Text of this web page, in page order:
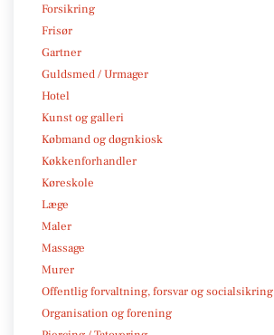
Forsikring
Frisør
Gartner
Guldsmed / Urmager
Hotel
Kunst og galleri
Købmand og døgnkiosk
Køkkenforhandler
Køreskole
Læge
Maler
Massage
Murer
Offentlig forvaltning, forsvar og socialsikring
Organisation og forening